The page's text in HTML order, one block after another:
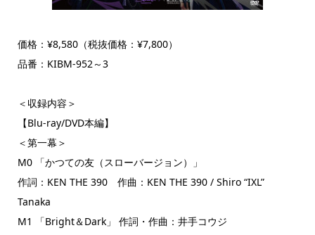
価格：¥8,580（税抜価格：¥7,800）
品番：KIBM-952～3
＜収録内容＞
【Blu-ray/DVD本編】
＜第一幕＞
M0 「かつての友（スローバージョン）」
作詞：KEN THE 390 作曲：KEN THE 390 / Shiro “IXL”
Tanaka
M1 「Bright＆Dark」 作詞・作曲：井手コウジ